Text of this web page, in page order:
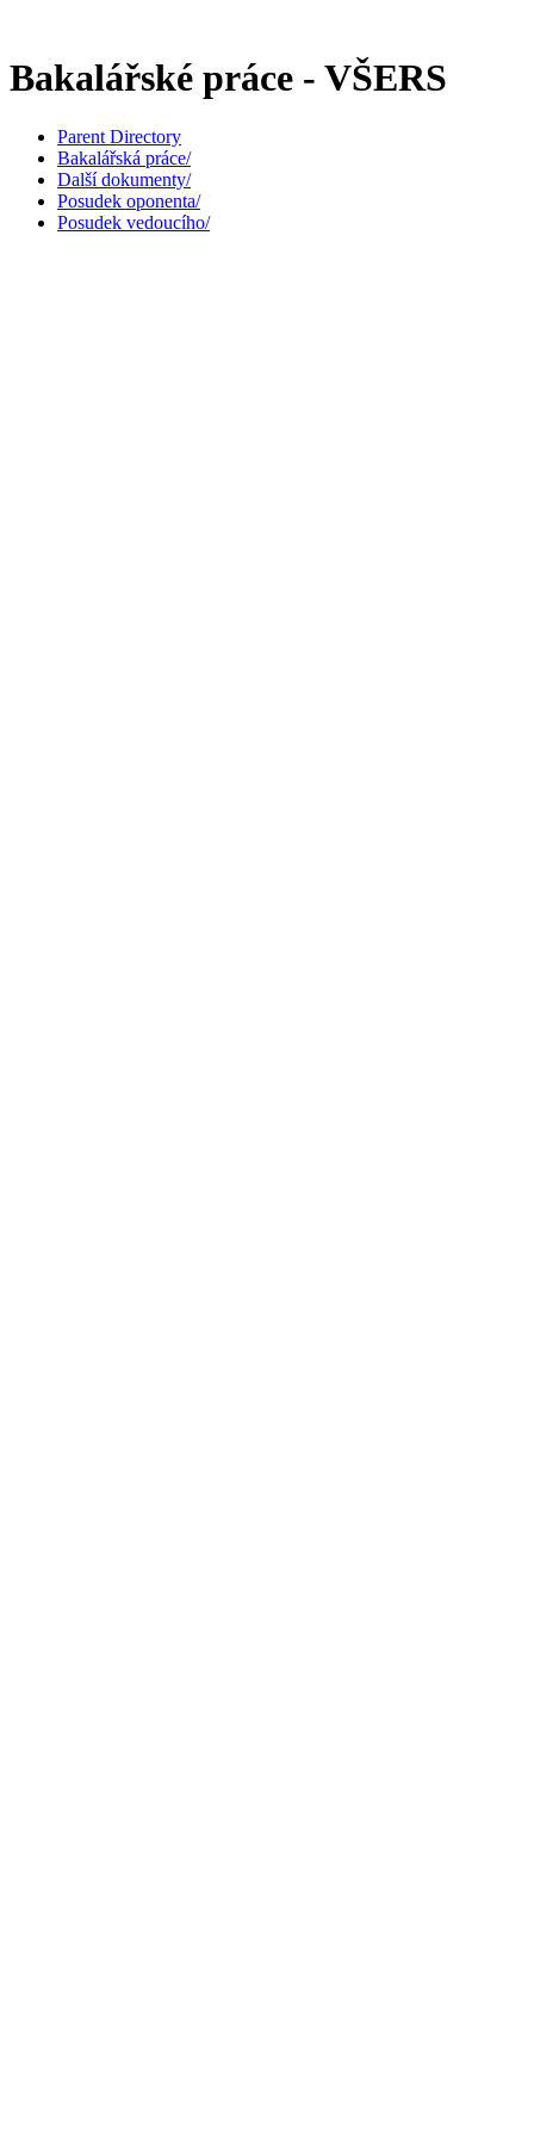
Bakalářské práce - VŠERS
Parent Directory
Bakalářská práce/
Další dokumenty/
Posudek oponenta/
Posudek vedoucího/